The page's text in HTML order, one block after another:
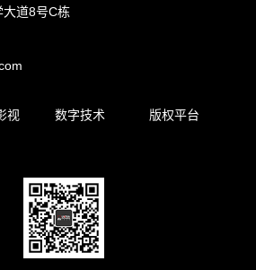
大道8号C栋
视
出品
制作
数字技术
杜比全景声
扩展现实
版权平台